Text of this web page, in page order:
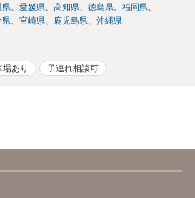
県 愛媛県 高知県 徳島県
福岡県
県 宮崎県 鹿児島県 沖縄県
あり 子連れ相談可